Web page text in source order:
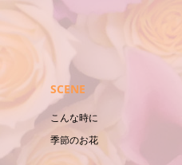
SCENE
こんな時に
季節のお花